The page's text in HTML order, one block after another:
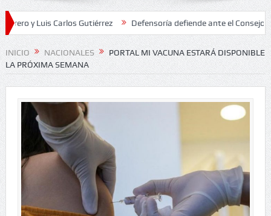
Carlos Gutiérrez Defensoría defiende ante el Consejo de
2026
INICIO NACIONALES
PORTAL MI VACUNA ESTARÁ DISPONIBLE
LA PRÓXIMA SEMANA